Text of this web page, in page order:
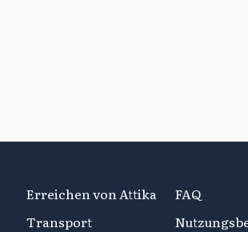
Erreichen von Attika
Transport
FAQ